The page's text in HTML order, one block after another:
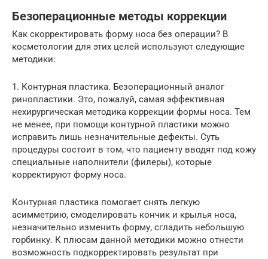
Безоперационные методы коррекции
Как скорректировать форму носа без операции? В
косметологии для этих целей используют следующие
методики:
1. Контурная пластика. Безоперационный аналог
ринопластики. Это, пожалуй, самая эффективная
нехирургическая методика коррекции формы носа. Тем
не менее, при помощи контурной пластики можно
исправить лишь незначительные дефекты. Суть
процедуры состоит в том, что пациенту вводят под кожу
специальные наполнители (филеры), которые
корректируют форму носа.
Контурная пластика помогает снять легкую
асимметрию, смоделировать кончик и крылья носа,
незначительно изменить форму, сгладить небольшую
горбинку. К плюсам данной методики можно отнести
возможность подкорректировать результат при